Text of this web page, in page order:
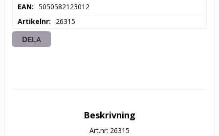
EAN
5050582123012
Artikelnr
26315
DELA
Beskrivning
Art.nr: 26315